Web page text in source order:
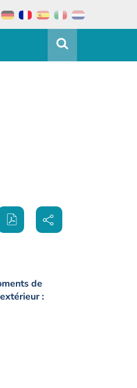
Partager
sur les
réseaux
sociaux
de
: